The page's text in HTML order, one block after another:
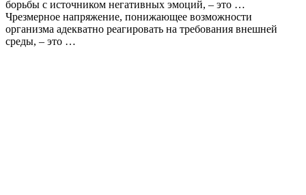
борьбы с источником негативных эмоций, – это …
Чрезмерное напряжение, понижающее возможности
организма адекватно реагировать на требования внешней
среды, – это …